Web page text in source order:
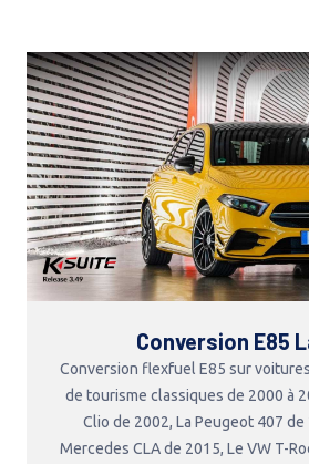
Conversion E85
Conversion flexfuel E85 sur
de tourisme classiques de 2000 à
Clio de 2002, La Peugeot 407 de
Mercedes CLA de 2015, Le VW T-